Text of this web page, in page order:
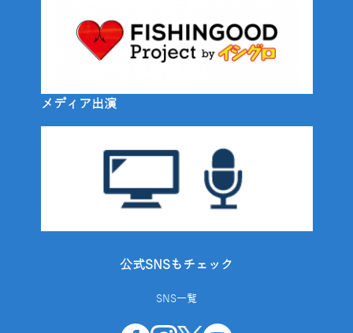
メディア出演
公式SNSもチェック
SNS一覧